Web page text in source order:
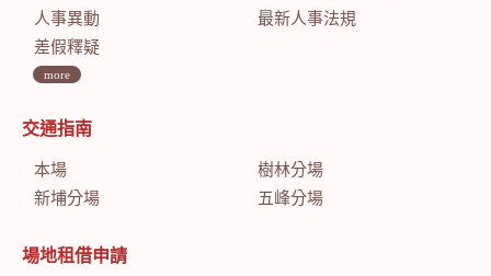
人事異動
最新人事法規
差假釋疑
more
交通指南
本場
樹林分場
新埔分場
五峰分場
場地租借申請